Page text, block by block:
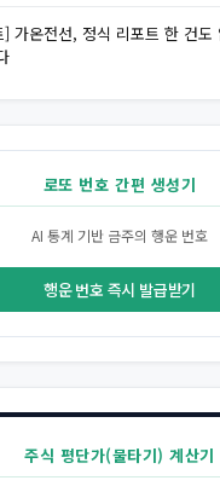
] 가온전선, 정식 리포트 한 건도
로또 번호 간편 생성기
AI 통계 기반 금주의 행운 번호
행운 번호 즉시 발급받기
주식 평단가(물타기) 계산기